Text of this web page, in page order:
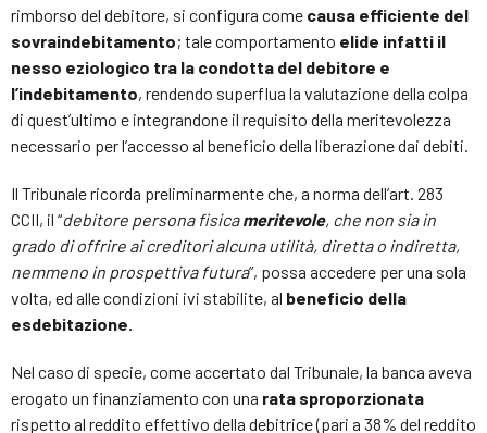
rimborso del debitore, si configura come causa efficiente del
sovraindebitamento; tale comportamento elide infatti il
nesso eziologico tra la condotta del debitore e
l’indebitamento, rendendo superflua la valutazione della colpa
di quest’ultimo e integrandone il requisito della meritevolezza
necessario per l’accesso al beneficio della liberazione dai debiti.
Il Tribunale ricorda preliminarmente che, a norma dell’art. 283
CCII, il “debitore persona fisicameritevole, che non sia in
grado di offrire ai creditori alcuna utilità, diretta o indiretta,
nemmeno in prospettiva futura”, possa accedere per una sola
volta, ed alle condizioni ivi stabilite, al beneficio della
esdebitazione.
Nel caso di specie, come accertato dal Tribunale, la banca aveva
erogato un finanziamento con una rata sproporzionata
rispetto al reddito effettivo della debitrice (pari a 38% del reddito